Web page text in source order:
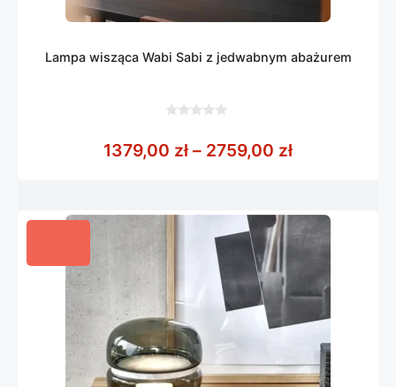
Lampa wisząca Wabi Sabi z jedwabnym abażurem
5
1379,00 zł – 2759,00 złZakres cen: